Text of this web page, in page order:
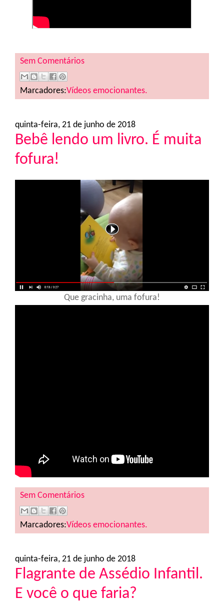
Sem Comentários
Marcadores:Vídeos emocionantes.
quinta-feira, 21 de junho de 2018
Bebê lendo um livro. É muita
fofura!
Que gracinha, uma fofura!
Sem Comentários
Marcadores:Vídeos emocionantes.
quinta-feira, 21 de junho de 2018
Flagrante de Assédio Infantil.
E você o que faria?